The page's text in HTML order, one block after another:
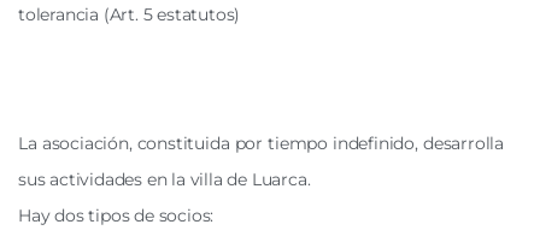
tolerancia (Art. 5 estatutos)
La asociación, constituida por tiempo indefinido, desarrolla
sus actividades en la villa de Luarca.
Hay dos tipos de socios: